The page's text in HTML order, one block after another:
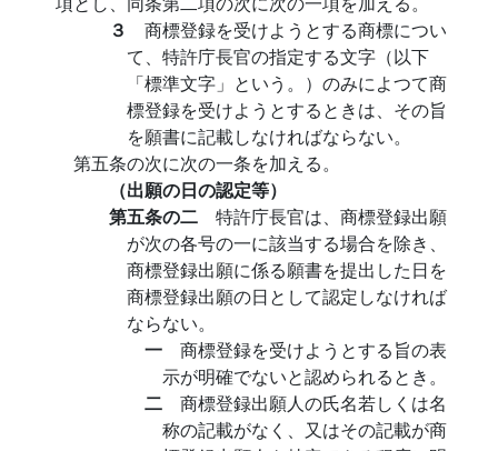
３ 商標登録を受けようとする商標につい
て、特許庁長官の指定する文字（以下
「標準文字」という。）のみによつて商
標登録を受けようとするときは、その旨
を願書に記載しなければならない。
第五条の次に次の一条を加える。
（出願の日の認定等）
第五条の二 特許庁長官は、商標登録出願
が次の各号の一に該当する場合を除き、
商標登録出願に係る願書を提出した日を
商標登録出願の日として認定しなければ
ならない。
一 商標登録を受けようとする旨の表
示が明確でないと認められるとき。
二 商標登録出願人の氏名若しくは名
称の記載がなく、又はその記載が商